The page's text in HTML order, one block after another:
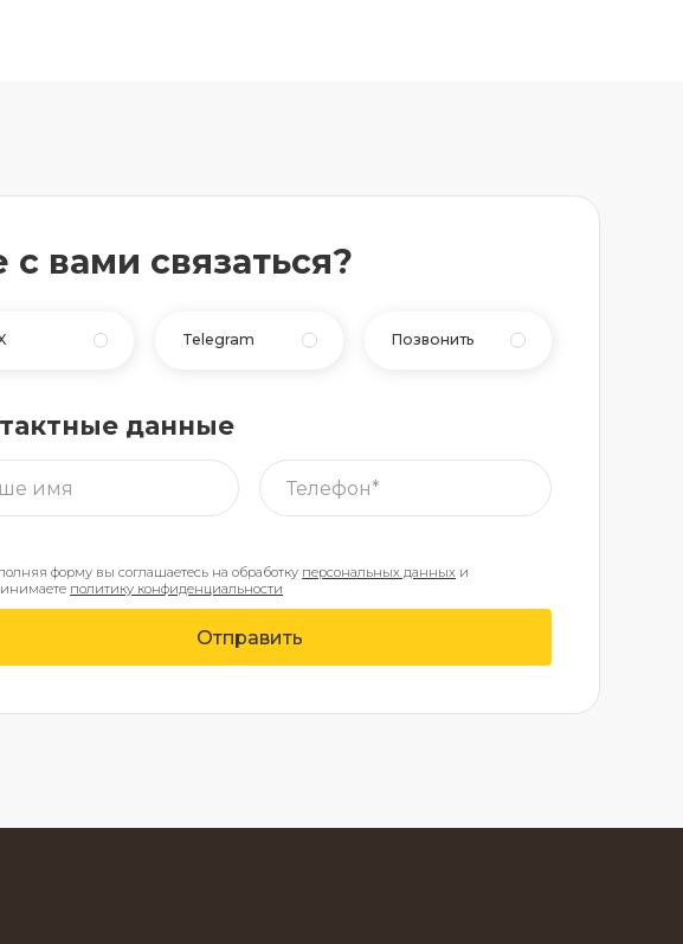
с вами связаться?
Telegram Позвонить
данные
форму вы соглашаетесь на обработку персональных данных и
политику конфиденциальности
Отправить